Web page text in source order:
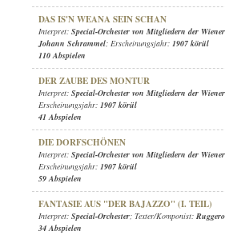
DAS IS'N WEANA SEIN SCHAN
Interpret: Special-Orchester von Mitgliedern der
Johann Schrammel; Erscheinungsjahr: 1907 körül
110 Abspielen
DER ZAUBE DES MONTUR
Interpret: Special-Orchester von Mitgliedern der
Erscheinungsjahr: 1907 körül
41 Abspielen
DIE DORFSCHÖNEN
Interpret: Special-Orchester von Mitgliedern der
Erscheinungsjahr: 1907 körül
59 Abspielen
FANTASIE AUS "DER BAJAZZO" (I. TEIL)
Interpret: Special-Orchester; Texter/Komponist:
34 Abspielen